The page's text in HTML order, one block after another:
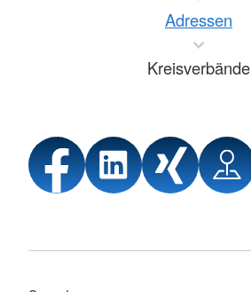
Adressen
Kreisverbände